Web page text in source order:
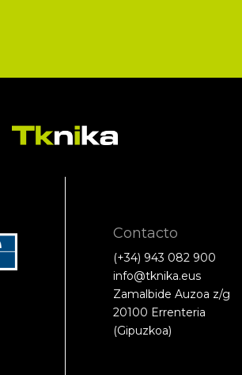
Contacto
(+34) 943 082 900
info@tknika.eus
Zamalbide Auzoa z/g
20100 Errenteria
(Gipuzkoa)